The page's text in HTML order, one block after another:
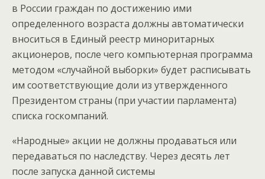
в России граждан по достижению ими
определенного возраста должны автоматически
вноситься в Единый реестр миноритарных
акционеров, после чего компьютерная программа
методом «случайной выборки» будет расписывать
им соответствующие доли из утвержденного
Президентом страны (при участии парламента)
списка госкомпаний.
«Народные» акции не должны продаваться или
передаваться по наследству. Через десять лет
после запуска данной системы